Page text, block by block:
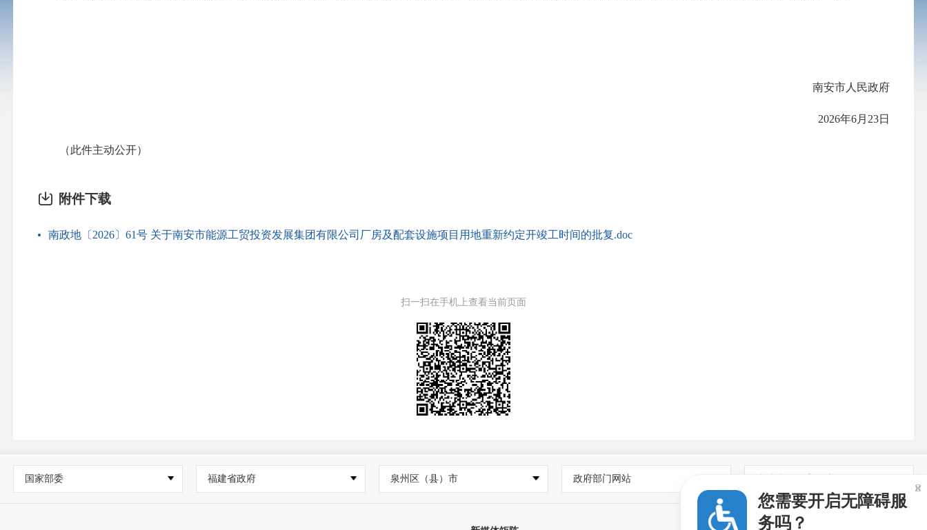
南安市人民政府
2026年6月23日
（此件主动公开）
附件下载
南政地〔2026〕61号 关于南安市能源工贸投资发展集团有限公司厂房及配套设施项目用地重新约定开竣工时间的批复.doc
扫一扫在手机上查看当前页面
国家部委 福建省政府 泉州区（县）市 政府部门网站
您需要开启无障碍服
务吗？
